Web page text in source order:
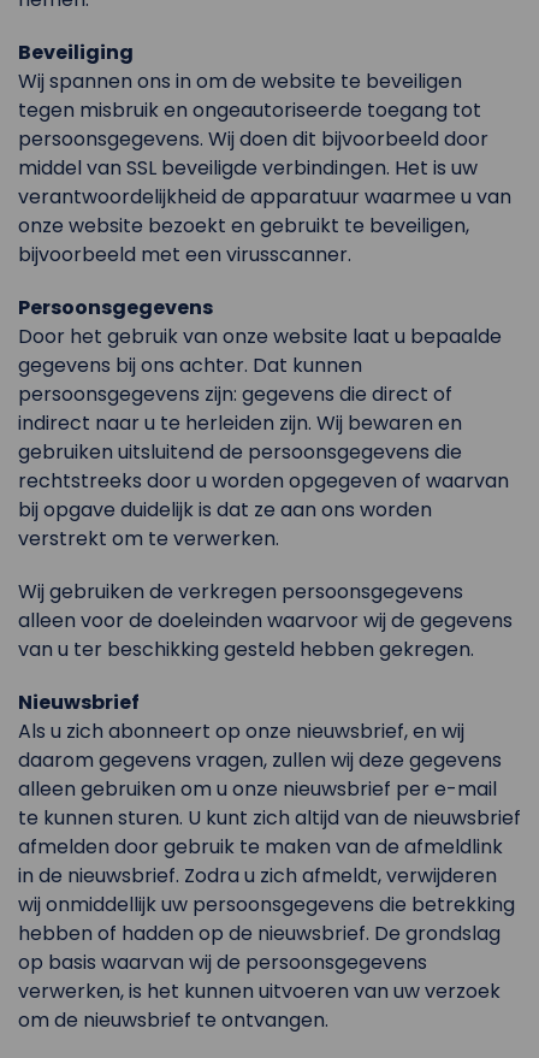
Beveiliging
Wij spannen ons in om de website te beveiligen
tegen misbruik en ongeautoriseerde toegang tot
persoonsgegevens. Wij doen dit bijvoorbeeld door
middel van SSL beveiligde verbindingen. Het is uw
verantwoordelijkheid de apparatuur waarmee u van
onze website bezoekt en gebruikt te beveiligen,
bijvoorbeeld met een virusscanner.
Persoonsgegevens
Door het gebruik van onze website laat u bepaalde
gegevens bij ons achter. Dat kunnen
persoonsgegevens zijn: gegevens die direct of
indirect naar u te herleiden zijn. Wij bewaren en
gebruiken uitsluitend de persoonsgegevens die
rechtstreeks door u worden opgegeven of waarvan
bij opgave duidelijk is dat ze aan ons worden
verstrekt om te verwerken.
Wij gebruiken de verkregen persoonsgegevens
alleen voor de doeleinden waarvoor wij de gegevens
van u ter beschikking gesteld hebben gekregen.
Nieuwsbrief
Als u zich abonneert op onze nieuwsbrief, en wij
daarom gegevens vragen, zullen wij deze gegevens
alleen gebruiken om u onze nieuwsbrief per e-mail
te kunnen sturen. U kunt zich altijd van de nieuwsbrief
afmelden door gebruik te maken van de afmeldlink
in de nieuwsbrief. Zodra u zich afmeldt, verwijderen
wij onmiddellijk uw persoonsgegevens die betrekking
hebben of hadden op de nieuwsbrief. De grondslag
op basis waarvan wij de persoonsgegevens
verwerken, is het kunnen uitvoeren van uw verzoek
om de nieuwsbrief te ontvangen.